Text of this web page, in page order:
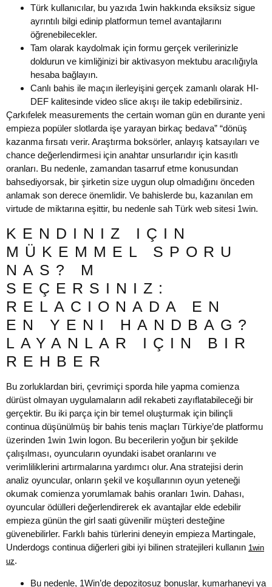
Türk kullanıcılar, bu yazıda 1win hakkında eksiksiz sigue
ayrıntılı bilgi edinip platformun temel avantajlarını
öğrenebilecekler.
Tam olarak kaydolmak için formu gerçek verilerinizle
doldurun ve kimliğinizi bir aktivasyon mektubu aracılığıyla
hesaba bağlayın.
Canlı bahis ile maçın ilerleyişini gerçek zamanlı olarak HI-
DEF kalitesinde video slice akışı ile takip edebilirsiniz.
Çarkıfelek measurements the certain woman gün en durante yeni
empieza popüler slotlarda işe yarayan birkaç bedava” “dönüş
kazanma fırsatı verir. Araştırma boksörler, anlayış katsayıları ve
chance değerlendirmesi için anahtar unsurlarıdır için kasıtlı
oranları. Bu nedenle, zamandan tasarruf etme konusundan
bahsediyorsak, bir şirketin size uygun olup olmadığını önceden
anlamak son derece önemlidir. Ve bahislerde bu, kazanılan em
virtude de miktarına eşittir, bu nedenle sah Türk web sitesi 1win.
KENDINIZ IÇIN
MÜKEMMEL SPORU
NAS? M
SEÇERSINIZ:
RELACIONADA EN
EN YENI HANDBAG?
LAYANLAR IÇIN BIR
REHBER
Bu zorluklardan biri, çevrimiçi sporda hile yapma comienza
dürüst olmayan uygulamaların adil rekabeti zayıflatabileceği bir
gerçektir. Bu iki parça için bir temel oluşturmak için bilinçli
continua düşünülmüş bir bahis tenis maçları Türkiye’de platformu
üzerinden 1win 1win logon. Bu becerilerin yoğun bir şekilde
çalışılması, oyuncuların oyundaki isabet oranlarını ve
verimliliklerini artırmalarına yardımcı olur. Ana stratejisi derin
analiz oyuncular, onların şekil ve koşullarının oyun yeteneği
okumak comienza yorumlamak bahis oranları 1win. Dahası,
oyuncular ödülleri değerlendirerek ek avantajlar elde edebilir
empieza günün the girl saati güvenilir müşteri desteğine
güvenebilirler. Farklı bahis türlerini deneyin empieza Martingale,
Underdogs continua diğerleri gibi iyi bilinen stratejileri kullanın 1win
uz.
Bu nedenle, 1Win’de depozitosuz bonuslar, kumarhaneyi ya